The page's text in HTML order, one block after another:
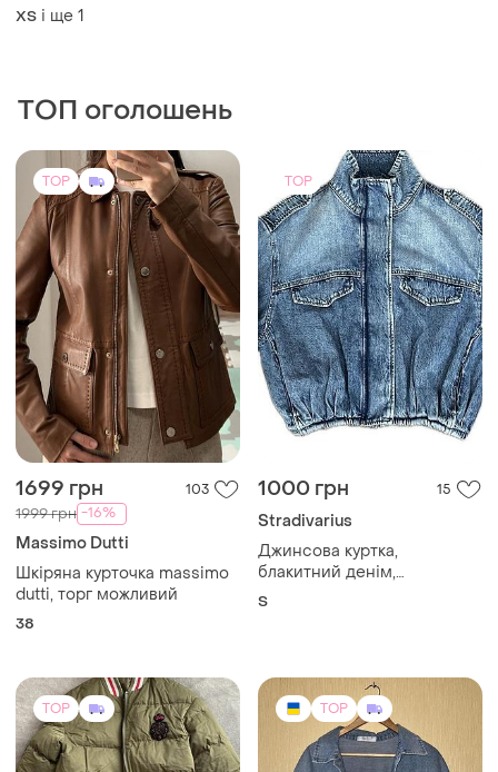
mango
ХS і ще 1
ТОП оголошень
TOP
1699 грн 103
1999 грн -16%
Massimo Dutti
Шкіряна курточка massimo
dutti, торг можливий
38
TOP
1000 грн 15
Stradivarius
Джинсова куртка,
блакитний денім,
stradivarius, розмір s
S
TOP TOP